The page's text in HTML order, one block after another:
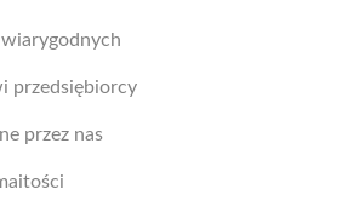
wiarygodnych
przedsiębiorcy
przez nas